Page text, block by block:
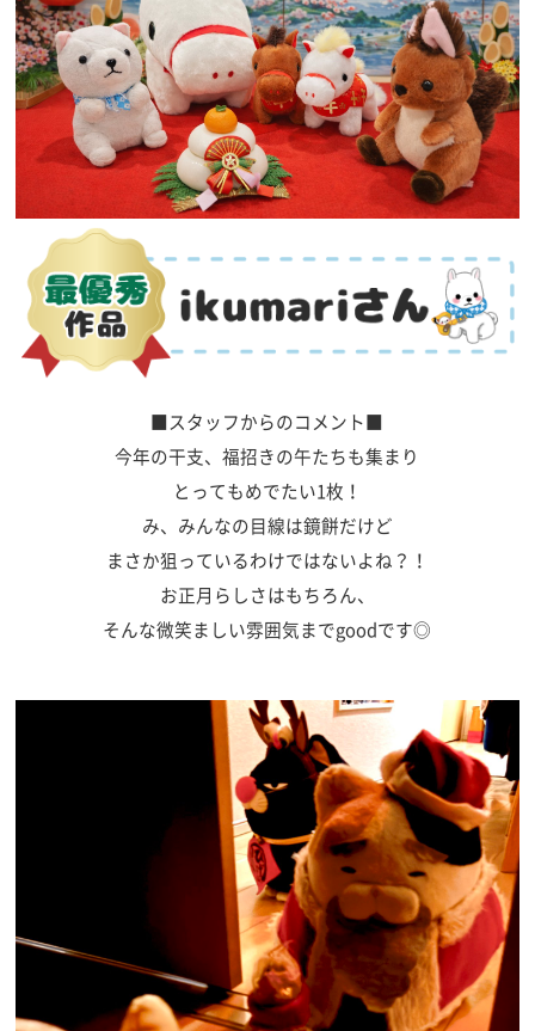
■スタッフからのコメント■
今年の干支、福招きの午たちも集まり
とってもめでたい1枚！
み、みんなの目線は鏡餅だけど
まさか狙っているわけではないよね？！
お正月らしさはもちろん、
そんな微笑ましい雰囲気までgoodです◎